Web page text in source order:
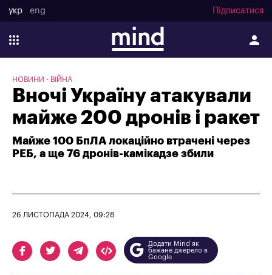
укр eng Підписатися
НОВИНИ ВІЙНА
Вночі Україну атакували
майже 200 дронів і ракет
Майже 100 БпЛА локаційно втрачені через
РЕБ, а ще 76 дронів-камікадзе збили
26 ЛИСТОПАДА 2024, 09:28
Додати Mind як
бажане джерело в
Google